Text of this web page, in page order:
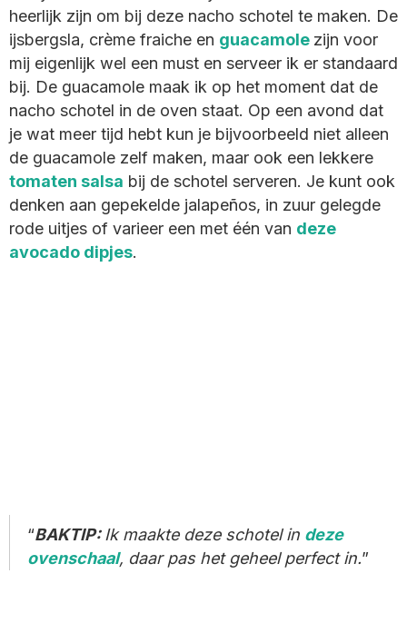
heerlijk zijn om bij deze nacho schotel te maken. De
ijsbergsla, crème fraiche en guacamole zijn voor
mij eigenlijk wel een must en serveer ik er standaard
bij. De guacamole maak ik op het moment dat de
nacho schotel in de oven staat. Op een avond dat
je wat meer tijd hebt kun je bijvoorbeeld niet alleen
de guacamole zelf maken, maar ook een lekkere
tomaten salsa bij de schotel serveren. Je kunt ook
denken aan gepekelde jalapeños, in zuur gelegde
rode uitjes of varieer een met één van deze
avocado dipjes.
BAKTIP:Ik maakte deze schotel in deze
ovenschaal, daar pas het geheel perfect in.